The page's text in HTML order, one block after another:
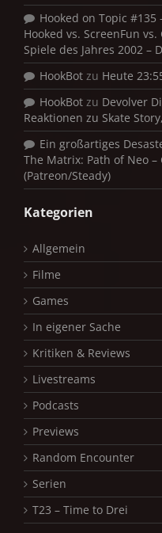
Hooked on Topic #135
Hooked vs. ScreenFun
Spiele des Jahres 2002 –
HookBot zu Heute
HookBot zu Devolver
Reaktionen zu Skate
Ein großartiges
The Matrix: Path of Neo
(Patreon/Steady)
Kategorien
Allgemein
Filme
Games
In eigener Sache
Kritiken & Reviews
Livestreams
Podcasts
Previews
Random Encounter
Serien
T23 – Time to Drei